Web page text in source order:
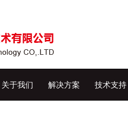
关于我们 解决方案 技术支持